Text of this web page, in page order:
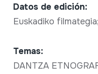
Datos de edición:
Euskadiko
Temas:
DANTZA